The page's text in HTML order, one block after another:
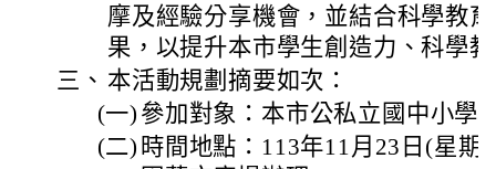
摩及經驗分享機會，並結合科學教
果，以提升本市學生創造力、科學
三、 本活動規劃摘要如次：
(一) 參加對象：本市公私立國中小學
(二) 時間地點：113年11月23日(星期